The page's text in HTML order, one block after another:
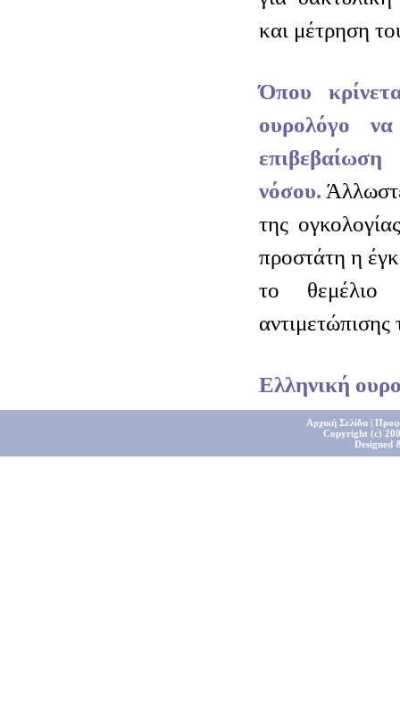
και μέτρηση
Όπου
ουρολόγο
νόσου.
της
προστάτη η
το θεμέλιο
αντιμετώπισης
Ελληνική
Αρχική Σελίδα|
Copyright (c)
Designed